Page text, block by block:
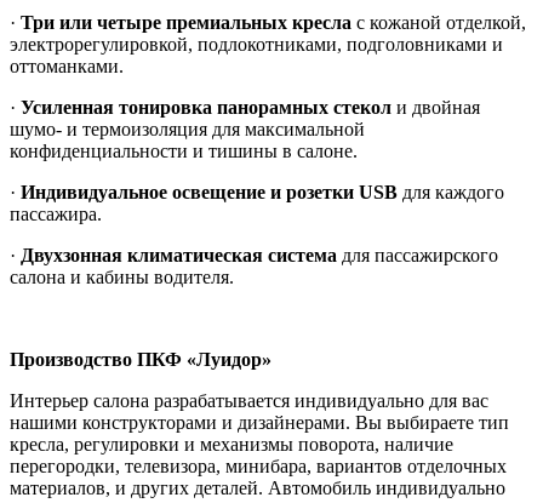
· Три или четыре премиальных кресла с кожаной отделкой,
электрорегулировкой, подлокотниками, подголовниками и
оттоманками.
· Усиленная тонировка панорамных стекол и двойная
шумо- и термоизоляция для максимальной
конфиденциальности и тишины в салоне.
· Индивидуальное освещение и розетки USB для каждого
пассажира.
· Двухзонная климатическая система для пассажирского
салона и кабины водителя.
Производство ПКФ «Луидор»
Интерьер салона разрабатывается индивидуально для вас
нашими конструкторами и дизайнерами. Вы выбираете тип
кресла, регулировки и механизмы поворота, наличие
перегородки, телевизора, минибара, вариантов отделочных
материалов, и других деталей. Автомобиль индивидуально